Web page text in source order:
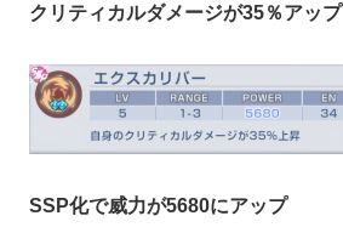
クリティカルダメージが35％アップ
SSP化で威力が5680にアップ